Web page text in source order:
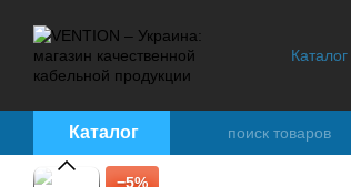
Каталог
Каталог
−5%